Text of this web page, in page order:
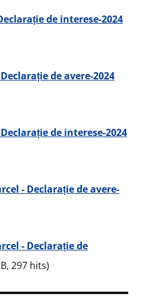
de interese-2024
de avere-2024
de interese-2024
- Declarație de avere-
- Declarație de
297 hits)